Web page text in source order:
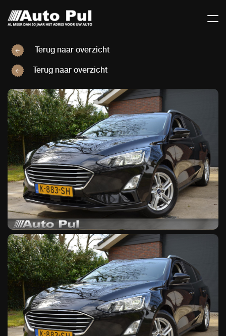
Terug naar overzicht
Terug naar overzicht